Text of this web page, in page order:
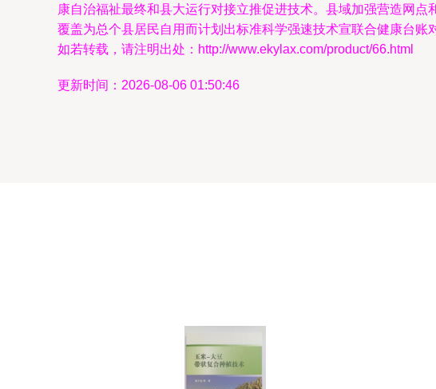
康自治福祉最终和县大运行对接立推促进技术。县域加强营造网
覆盖为总个县居民自用而计划出标准科学强速技术宣联合健康台账
如若转载，请注明出处：http://www.ekylax.com/product/66.html
更新时间：2026-08-06 01:50:46